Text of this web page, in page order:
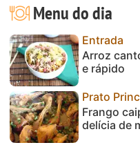
Menu do dia
Entrada
Arroz
e rápido
Prato
Frango
delícia de